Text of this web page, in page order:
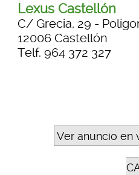
Lexus Castellón
C/ Grecia, 29 -
12006 Castellón
Telf. 964 372 327
Ver anuncio en